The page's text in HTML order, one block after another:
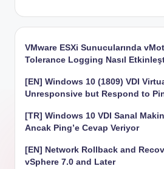
VMware ESXi Sunucularında
Tolerance Logging Nasıl
[EN] Windows 10 (1809) VDI
Unresponsive but Respond to
[TR] Windows 10 VDI Sanal
Ancak Ping’e Cevap Veriyor
[EN] Network Rollback and
vSphere 7.0 and Later